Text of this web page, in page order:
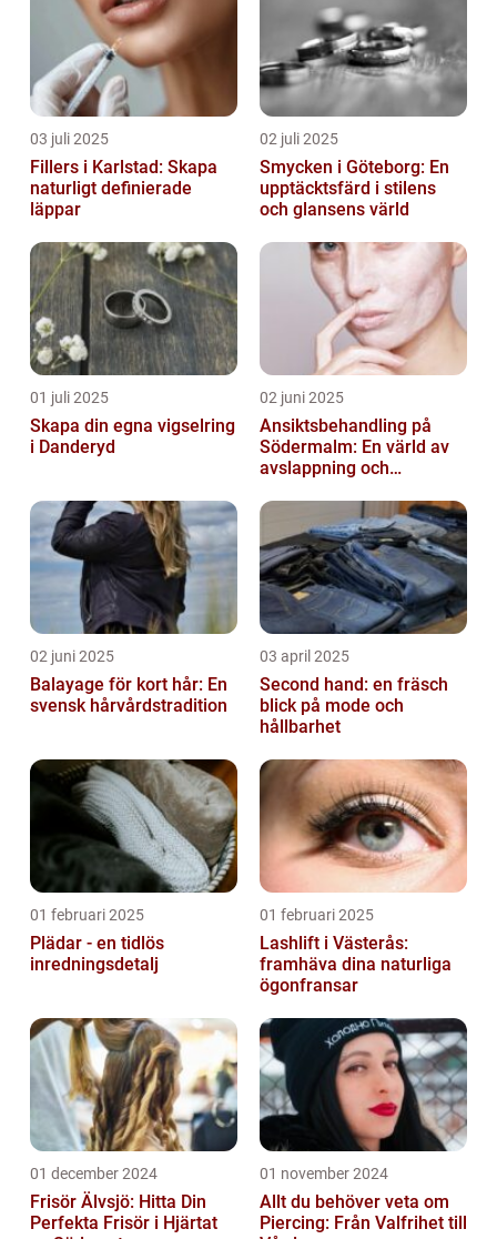
03 juli 2025
Fillers i Karlstad: Skapa
naturligt definierade
läppar
02 juli 2025
Smycken i Göteborg: En
upptäcktsfärd i stilens
och glansens värld
01 juli 2025
Skapa din egna vigselring
i Danderyd
02 juni 2025
Ansiktsbehandling på
Södermalm: En värld av
avslappning och
02 juni 2025
Balayage för kort hår: En
svensk hårvårdstradition
03 april 2025
Second hand: en fräsch
blick på mode och
hållbarhet
01 februari 2025
Plädar - en tidlös
inredningsdetalj
01 februari 2025
Lashlift i Västerås:
framhäva dina naturliga
ögonfransar
01 december 2024
Frisör Älvsjö: Hitta Din
Perfekta Frisör i Hjärtat
01 november 2024
Allt du behöver veta om
Piercing: Från Valfrihet till